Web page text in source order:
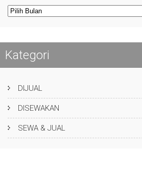
Arsip
Kategori
DIJUAL
DISEWAKAN
SEWA & JUAL